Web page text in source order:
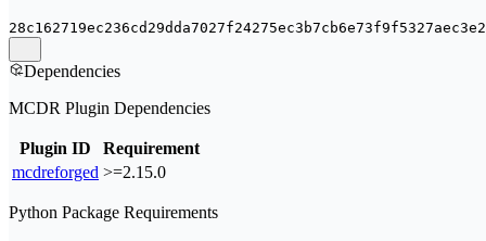
Dependencies
MCDR Plugin Dependencies
Plugin ID
Requirement
mcdreforged >=2.15.0
Python Package Requirements